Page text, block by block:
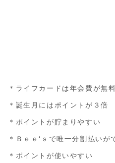
＊ライフカードは年会費が無料
＊誕生月にはポイントが３倍
＊ポイントが貯まりやすい
＊Ｂｅｅ‘ｓで唯一分割払いが
＊ポイントが使いやすい